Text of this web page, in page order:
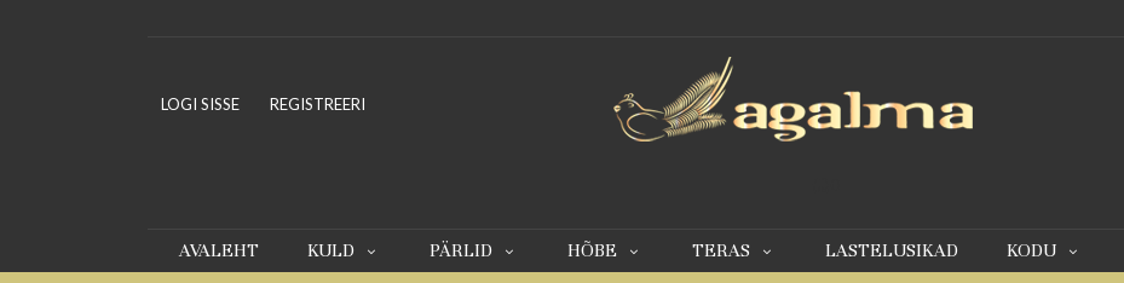
LOGI SISSE REGISTREERI
AVALEHT KULD PÄRLID HÕBE TERAS LASTELUSIKAD KODU